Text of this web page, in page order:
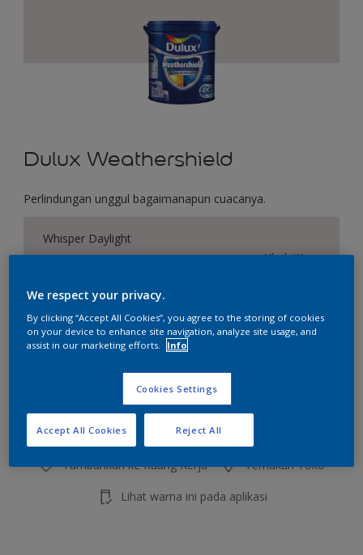
Dulux Weathershield
Perlindungan unggul bagaimanapun cuacanya.
Whisper Daylight
Ubah Warna
Ukuran
2.5 L 20 L
Kalkulator cat
Hitung
Tambahkan ke Ruang Kerja Temukan Toko
Lihat warna ini pada aplikasi
We respect your privacy.
By clicking “Accept All Cookies”, you agree to the storing of cookies
on your device to enhance site navigation, analyze site usage, and
assist in our marketing efforts.
Info
Cookies Settings
Reject All
Accept All Cookies